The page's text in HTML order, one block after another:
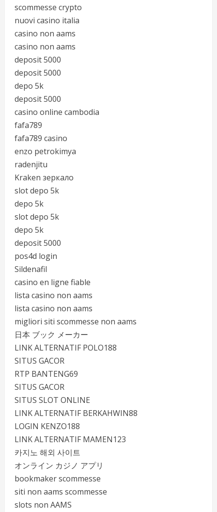
scommesse crypto
nuovi casino italia
casino non aams
casino non aams
deposit 5000
deposit 5000
depo 5k
deposit 5000
casino online cambodia
fafa789
fafa789 casino
enzo petrokimya
radenjitu
Kraken зеркало
slot depo 5k
depo 5k
slot depo 5k
depo 5k
deposit 5000
pos4d login
Sildenafil
casino en ligne fiable
lista casino non aams
lista casino non aams
migliori siti scommesse non aams
日本 ブック メーカー
LINK ALTERNATIF POLO188
SITUS GACOR
RTP BANTENG69
SITUS GACOR
SITUS SLOT ONLINE
LINK ALTERNATIF BERKAHWIN88
LOGIN KENZO188
LINK ALTERNATIF MAMEN123
카지노 해외 사이트
オンライン カジノ アプリ
bookmaker scommesse
siti non aams scommesse
slots non AAMS